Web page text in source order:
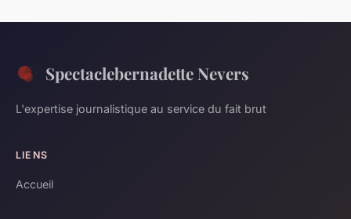
Spectaclebernadette Nevers
L'expertise journalistique au service du fait brut
LIENS
Accueil